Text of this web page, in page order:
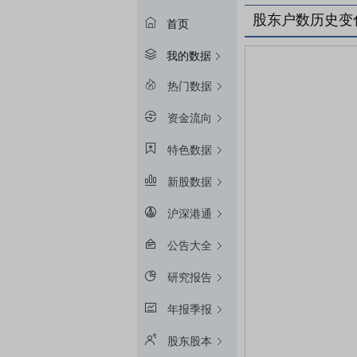
首页
我的数据
热门数据
资金流向
特色数据
新股数据
沪深港通
公告大全
研究报告
年报季报
股东股本
股东户数历史